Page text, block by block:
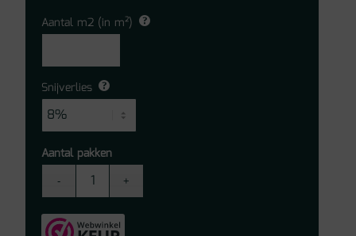
Aantal m2 (in m²)
Snijverlies
Aantal pakken
Step
laminaat